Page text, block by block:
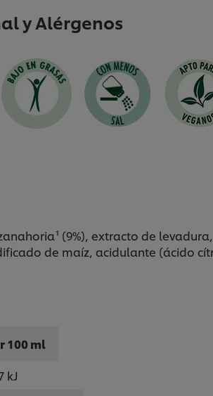
y Alérgenos
(9%), extracto de
de maíz, acidulante (ácido
100 ml
kJ